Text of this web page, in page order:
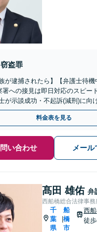
盗罪
が逮捕されたら】【弁護士待
署への接見は即日対応のスピー
が示談成功・不起訴(減刑)に向
側の相談専門】
料金表を見る
い合わせ メー
髙田 雄佑 弁
西船橋総合法律事務
千
葉
県
|
船
橋
市
西
徒